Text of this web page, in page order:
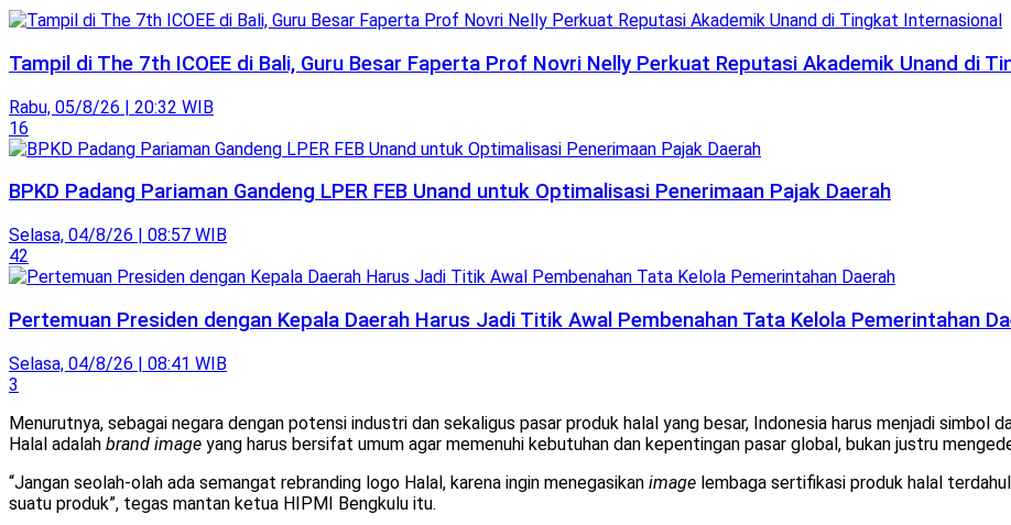
Tampil di The 7th ICOEE di Bali, Guru Besar Faperta Prof Novri Nelly Perkuat Reputasi Akademik Unand di
Rabu, 05/8/26 | 20:32 WIB
16
BPKD Padang Pariaman Gandeng LPER FEB Unand untuk Optimalisasi Penerimaan Pajak Daerah
Selasa, 04/8/26 | 08:57 WIB
42
Pertemuan Presiden dengan Kepala Daerah Harus Jadi Titik Awal Pembenahan Tata Kelola Pemerintahan
Selasa, 04/8/26 | 08:41 WIB
3
Menurutnya, sebagai negara dengan potensi industri dan sekaligus pasar produk halal yang besar, Indonesia harus menjadi simbol
Halal adalah brand image yang harus bersifat umum agar memenuhi kebutuhan dan kepentingan pasar global, bukan justru
“Jangan seolah-olah ada semangat rebranding logo Halal, karena ingin menegasikan image lembaga sertifikasi produk halal
suatu produk”, tegas mantan ketua HIPMI Bengkulu itu.